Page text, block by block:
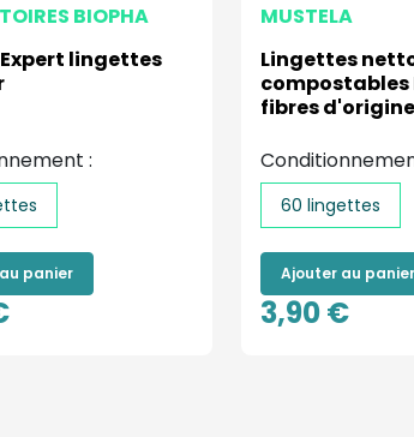
BIOPHA
lingettes
:
panier
MUSTELA
Lingettes
compostables
fibres
60 lingettes
Ajouter au panier
3,90 €